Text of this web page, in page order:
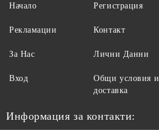
Начало
Рекламации
За Нас
Вход
Регистрация
Контакт
Лични Данни
Общи условия и
доставка
Информация за контакти: